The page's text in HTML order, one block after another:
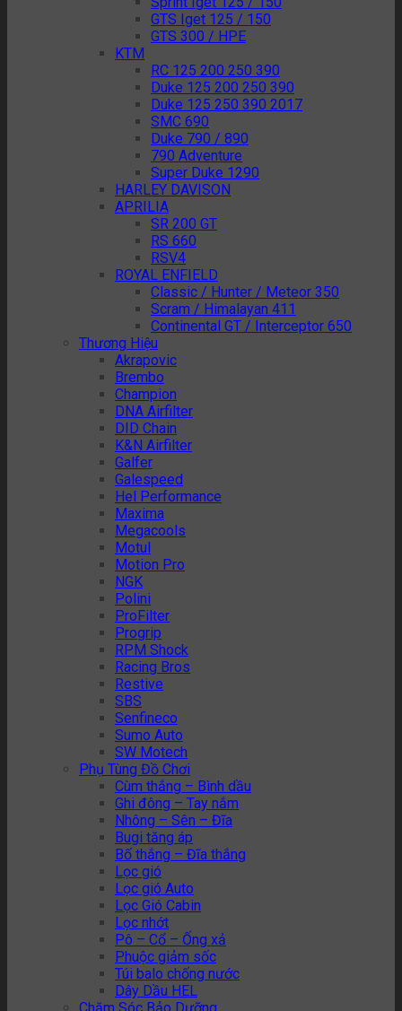
GTS Iget 125 / 150
GTS 300 / HPE
KTM
RC 125 200 250 390
Duke 125 200 250 390
Duke 125 250 390 2017
SMC 690
Duke 790 / 890
790 Adventure
Super Duke 1290
HARLEY DAVISON
APRILIA
SR 200 GT
RS 660
RSV4
ROYAL ENFIELD
Classic / Hunter / Meteor 350
Scram / Himalayan 411
Continental GT / Interceptor 650
Thương Hiệu
Akrapovic
Brembo
Champion
DNA Airfilter
DID Chain
K&N Airfilter
Galfer
Galespeed
Hel Performance
Maxima
Megacools
Motul
Motion Pro
NGK
Polini
ProFilter
Progrip
RPM Shock
Racing Bros
Restive
SBS
Senfineco
Sumo Auto
SW Motech
Phụ Tùng Đồ Chơi
Cùm thắng – Bình dầu
Ghi đông – Tay nắm
Nhông – Sên – Đĩa
Bugi tăng áp
Bố thắng – Đĩa thắng
Lọc gió
Lọc gió Auto
Lọc Gió Cabin
Lọc nhớt
Pô – Cổ – Ống xả
Phuộc giảm sốc
Túi balo chống nước
Dây Dầu HEL